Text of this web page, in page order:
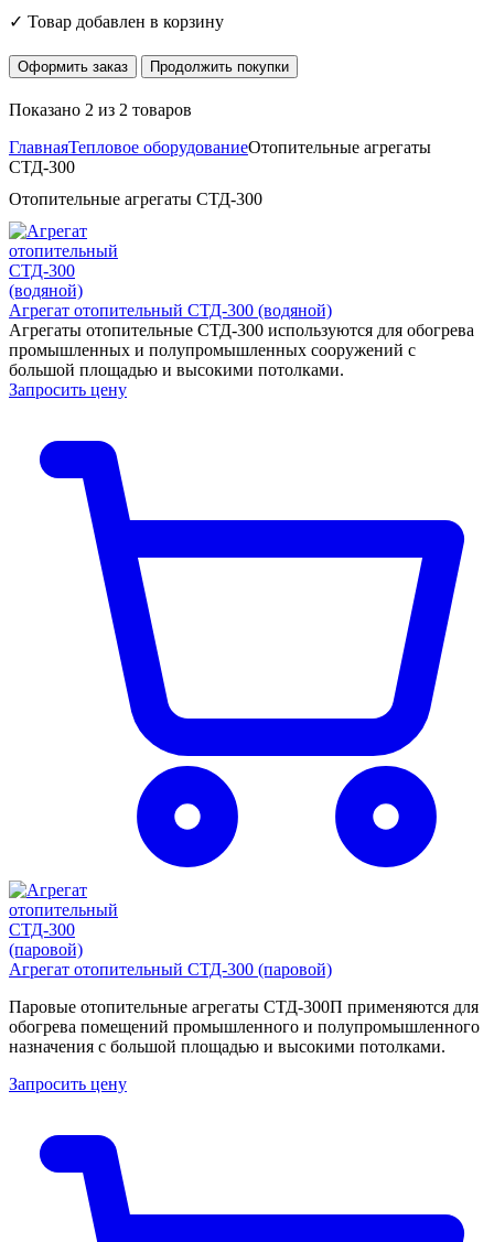
✓ Товар добавлен в корзину
Оформить заказ Продолжить покупки
Показано 2 из 2 товаров
ГлавнаяТепловое оборудованиеОтопительные агрегаты
СТД-300
Отопительные агрегаты СТД-300
Агрегат отопительный СТД-300 (водяной)
Агрегаты отопительные СТД-300 используются для обогрева
промышленных и полупромышленных сооружений с
большой площадью и высокими потолками.
Запросить цену
Агрегат отопительный СТД-300 (паровой)
Паровые отопительные агрегаты СТД-300П применяются для
обогрева помещений промышленного и полупромышленного
назначения с большой площадью и высокими потолками.
Запросить цену